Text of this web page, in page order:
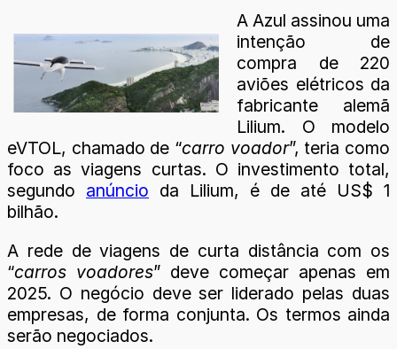
A Azul assinou uma
intenção de
compra de 220
aviões elétricos da
fabricante alemã
Lilium. O modelo
eVTOL, chamado de “carro voador”, teria como
foco as viagens curtas. O investimento total,
segundo anúncio da Lilium, é de até US$ 1
bilhão.
A rede de viagens de curta distância com os
“carros voadores” deve começar apenas em
2025. O negócio deve ser liderado pelas duas
empresas, de forma conjunta. Os termos ainda
serão negociados.